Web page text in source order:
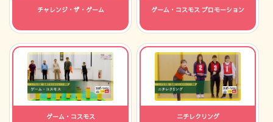
チャレンジ・ザ・ゲーム ゲーム・コスモス プロモーション
ゲーム・コスモス ニチレクリング